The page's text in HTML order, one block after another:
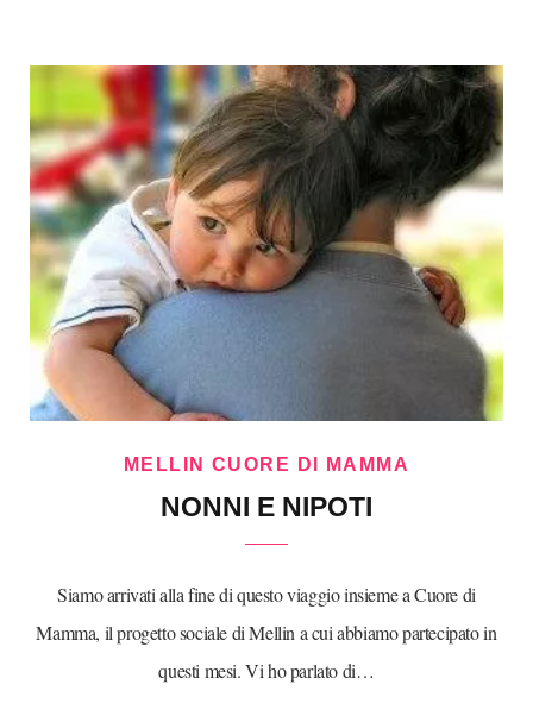
MELLIN CUORE DI MAMMA
NONNI E NIPOTI
Siamo arrivati alla fine di questo viaggio insieme a Cuore di
Mamma, il progetto sociale di Mellin a cui abbiamo partecipato in
questi mesi. Vi ho parlato di…